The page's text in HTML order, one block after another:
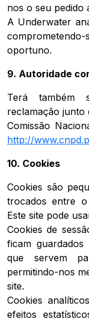
nos o seu pedido
A Underwater
oportuno.
9. Autoridade
Terá também
reclamação junto
Comissão
http://
10. Cookies
Cookies são
trocados entre
Este site pode
Cookies de
ficam
que servem
permitindo-nos
site.
Cookies
efeitos